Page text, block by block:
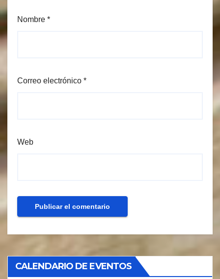
Nombre *
Correo electrónico *
Web
CALENDARIO DE EVENTOS